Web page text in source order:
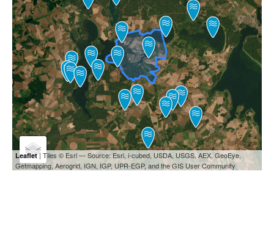
Leaflet| Tiles © Esri — Source: Esri, i-cubed, USDA, USGS, AEX, GeoEye,
Getmapping, Aerogrid, IGN, IGP, UPR-EGP, and the GIS User Community